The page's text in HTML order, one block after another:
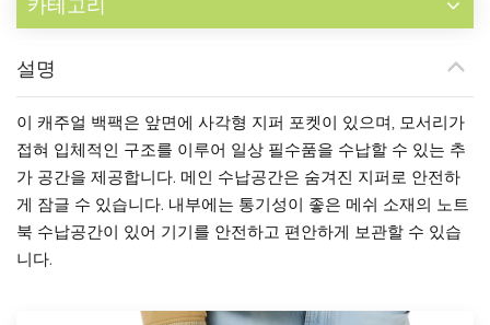
설명
이 캐주얼 백팩은 앞면에 사각형 지퍼 포켓이 있으며, 모서리가
접혀 입체적인 구조를 이루어 일상 필수품을 수납할 수 있는 추
가 공간을 제공합니다. 메인 수납공간은 숨겨진 지퍼로 안전하
게 잠글 수 있습니다. 내부에는 통기성이 좋은 메쉬 소재의 노트
북 수납공간이 있어 기기를 안전하고 편안하게 보관할 수 있습
니다.